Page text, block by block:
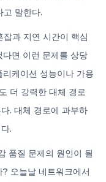
고 말한다.
과 지연 시간이 핵심
면 이런 문제를 상당
케이션 성능이나 가용
더 강력한 대체 경로
. 대체 경로에 과부하
.
품질 문제의 원인이 될
오늘날 네트워크에서